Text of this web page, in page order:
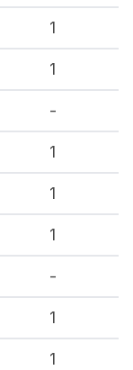
1
1
-
1
1
1
-
1
1